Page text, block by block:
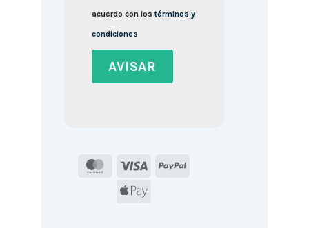
acuerdo con lostérminos y
condiciones
MasterCard
Visa
PayPal
Apple